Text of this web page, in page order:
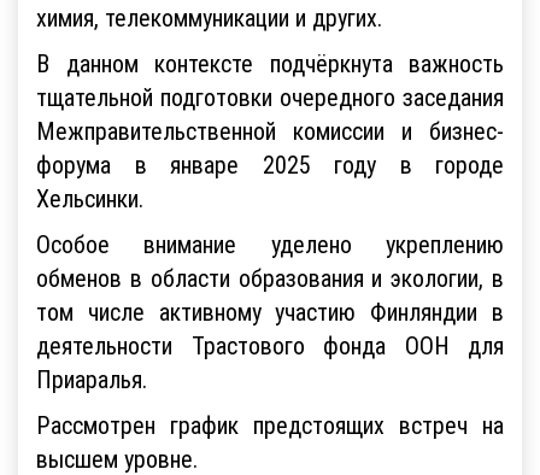
химия, телекоммуникации и других.
В данном контексте подчёркнута важность
тщательной подготовки очередного заседания
Межправительственной комиссии и бизнес-
форума в январе 2025 году в городе
Хельсинки.
Особое внимание уделено укреплению
обменов в области образования и экологии, в
том числе активному участию Финляндии в
деятельности Трастового фонда ООН для
Приаралья.
Рассмотрен график предстоящих встреч на
высшем уровне.